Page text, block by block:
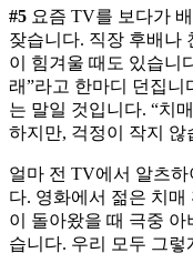
#5 요즘 TV를 보다가
잦습니다. 직장 후배나
이 힘겨울 때도 있습니
래”라고 한마디 던집
는 말일 것입니다. “치
하지만, 걱정이 작지 않
얼마 전 TV에서 알츠하
다. 영화에서 젊은 치
이 돌아왔을 때 극중
습니다. 우리 모두 그